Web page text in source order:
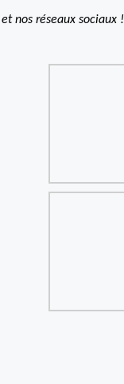
nos réseaux sociaux !